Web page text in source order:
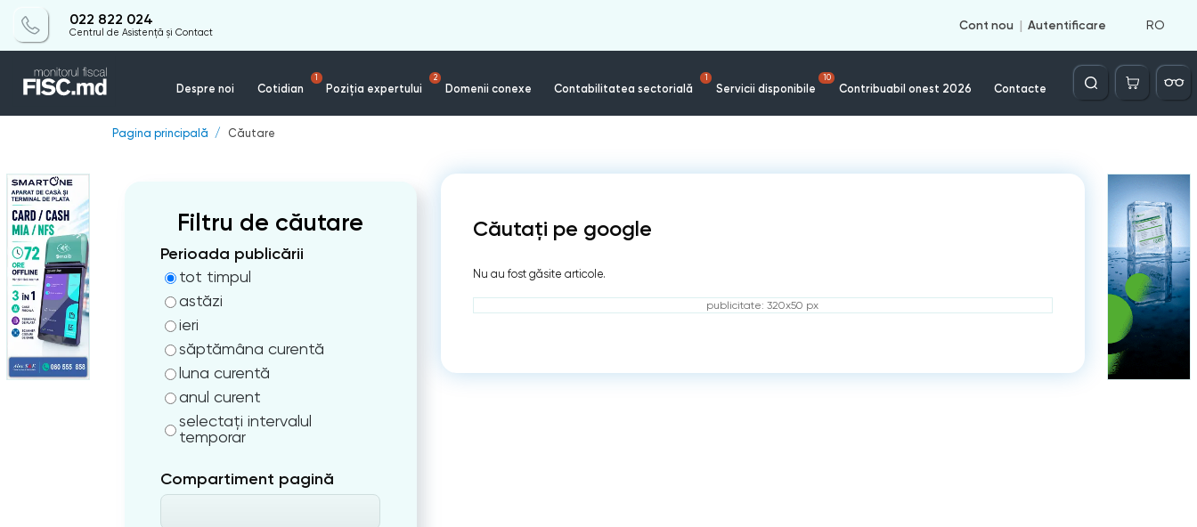
022 822 024
Centrul de Asistență și Contact
Cont nou Autentificare RO
Despre noi Cotidian
1
Poziția expertului
2
Domenii conexe Contabilitatea sectorială
1
Servicii disponibile
10
Contribuabil onest 2026 Contacte
Căutare
Pagina principală Căutare
Filtru de căutare
Perioada publicării
tot timpul
astăzi
ieri
săptămâna curentă
luna curentă
anul curent
selectați intervalul
temporar
Compartiment pagină
Căutați pe google
Nu au fost găsite articole.
publicitate: 320x50 px